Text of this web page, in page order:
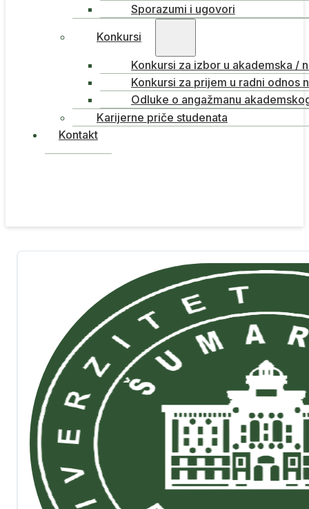
Sporazumi i ugovori
Konkursi
Konkursi za izbor u akademska /
Konkursi za prijem u radni odnos
Odluke o angažmanu
Karijerne priče studenata
Kontakt